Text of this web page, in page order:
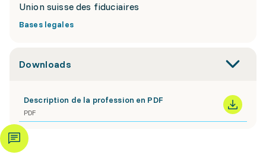
Union suisse des fiduciaires
Bases legales
Downloads
Description de la profession en PDF
PDF